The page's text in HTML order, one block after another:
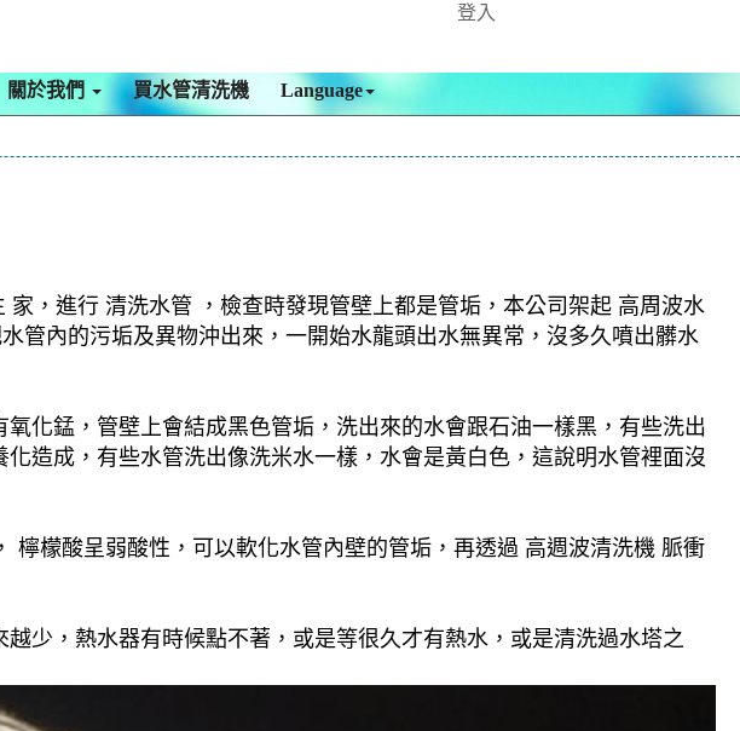
登入
關於我們 買水管清洗機 Language
，進行 清洗水管 ，檢查時發現管壁上都是管垢，本公司架起 高周波水
管內的污垢及異物沖出來，一開始水龍頭出水無異常，沒多久噴出髒水
化錳，管壁上會結成黑色管垢，洗出來的水會跟石油一樣黑，有些洗出
造成，有些水管洗出像洗米水一樣，水會是黃白色，這說明水管裡面沒
檬酸呈弱酸性，可以軟化水管內壁的管垢，再透過 高週波清洗機 脈衝
少，熱水器有時候點不著，或是等很久才有熱水，或是清洗過水塔之